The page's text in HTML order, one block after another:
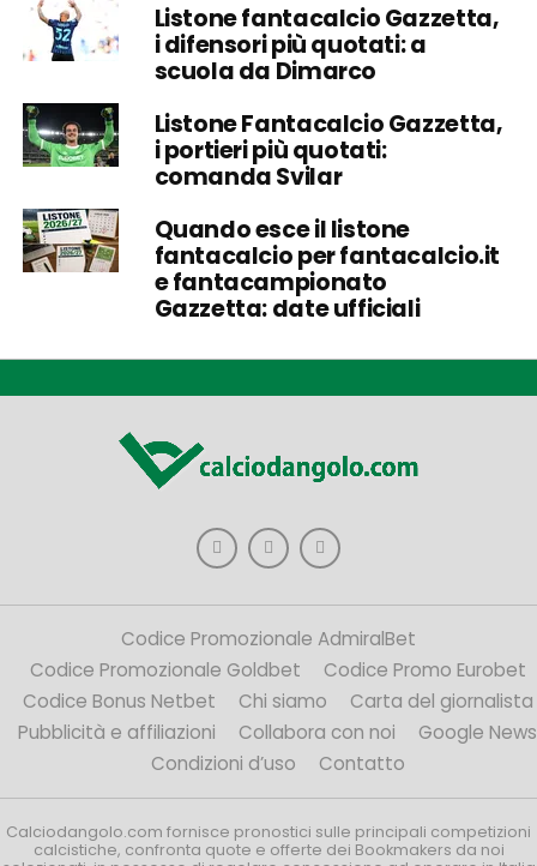
Listone fantacalcio Gazzetta,
i difensori più quotati: a
scuola da Dimarco
Listone Fantacalcio Gazzetta,
i portieri più quotati:
comanda Svilar
Quando esce il listone
fantacalcio per fantacalcio.it
e fantacampionato
Gazzetta: date ufficiali
Codice Promozionale AdmiralBet
Codice Promozionale Goldbet
Codice Promo Eurobet
Codice Bonus Netbet
Chi siamo
Carta del giornalista
Pubblicità e affiliazioni
Collabora con noi
Google News
Condizioni d’uso
Contatto
Calciodangolo.com fornisce pronostici sulle principali competizioni
calcistiche, confronta quote e offerte dei Bookmakers da noi